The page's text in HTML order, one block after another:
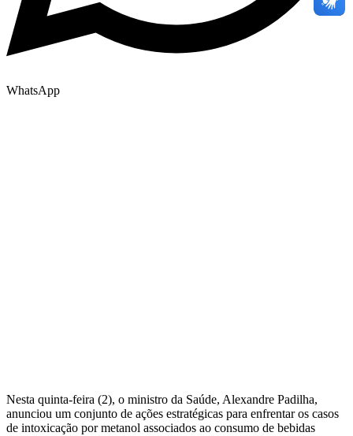
WhatsApp
Nesta quinta-feira (2), o ministro da Saúde, Alexandre Padilha,
anunciou um conjunto de ações estratégicas para enfrentar os casos
de intoxicação por metanol associados ao consumo de bebidas